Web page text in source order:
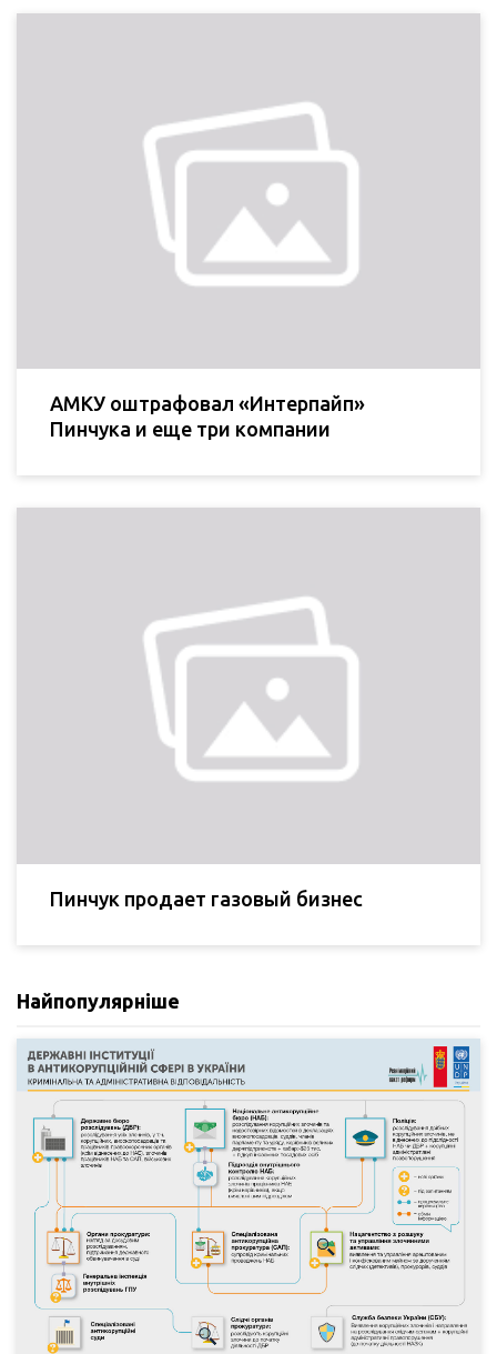
АМКУ оштрафовал «Интерпайп»
Пинчука и еще три компании
Пинчук продает газовый бизнес
Найпопулярніше